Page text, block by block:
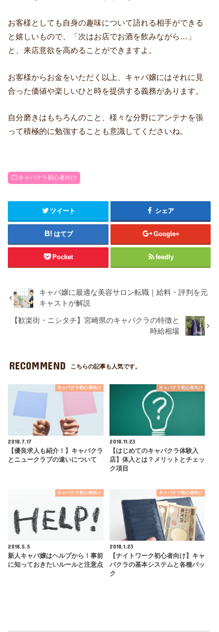
お客様としても自身の趣味について語れる相手ができる
と嬉しいもので、「次はお店でお酒を飲みながら…」
と、来店意欲を高めることができますよ。
お客様からお金をいただく以上、キャバ嬢にはそれに見
合った価値や楽しいひと時を提供する義務があります。
自分磨きはもちろんのこと、様々な分野にアンテナを張
って積極的に勉強することも意識してくださいね。
キャバクラ初心者向け
ツイート シェア
はてブ Google+
Pocket feedly
キャバ嬢に最適な美容サロン転職｜給料・評判を元
キャストが解説
【歓楽街・ニシタチ】宮崎県のキャバクラの特徴と
時給相場
RECOMMEND こちらの記事も人気です。
キャバクラ初心者向け
2018.7.17
【優良求人も紹介！】キャバクラ
とニュークラブの違いについて
キャバクラ初心者向け
2018.11.23
【はじめてのキャバクラ体験入
店】体入とは？メリットとチェッ
ク項目
キャバクラ初心者向け
2018.5.5
新人キャバ嬢はヘルプから！事前
に知っておきたいルールと注意点
キャバクラ初心者向け
2018.1.23
【ナイトワーク初心者向け】キャ
バクラの基本システムと各種バッ
ク